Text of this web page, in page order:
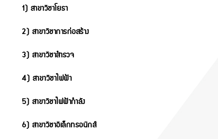
1) สาขาวิชาโยธา
2) สาขาวิชาการก่อสร้าง
3) สาขาวิชาสำรวจ
4) สาขาวิชาไฟฟ้า
5) สาขาวิชาไฟฟ้ากำลัง
6) สาขาวิชาอิเล็กทรอนิกส์